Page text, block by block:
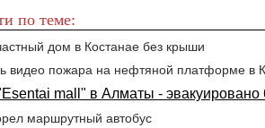
по теме:
дом в Костанае без крыши
видео пожара на нефтяной платформе в
mall" в Алматы - эвакуировано
маршрутный автобус